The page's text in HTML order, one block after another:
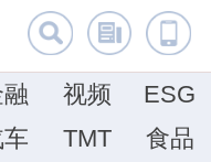
视频
ESG
TMT 食品